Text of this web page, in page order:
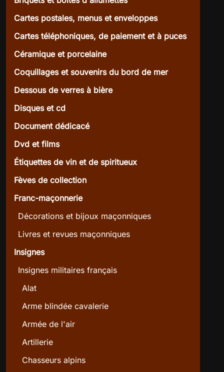
Cartes postales, menus et enveloppes
Cartes téléphoniques, de paiement et à puces
Céramique et porcelaine
Coquillages et souvenirs du bord de mer
Dessous de verres à bière
Disques et cd
Document dédicacé
Dvd et films
Étiquettes de vin et de spiritueux
Fèves de collection
Franc-maçonnerie
Décorations et bijoux maçonniques
Livres et revues maçonniques
Insignes
Insignes militaires français
Alat
Arme blindée cavalerie
Armée de l'air
Artillerie
Chasseurs alpins